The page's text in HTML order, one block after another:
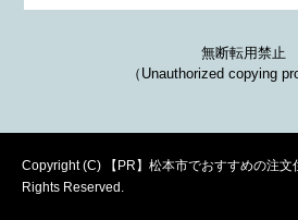
無断転用禁止
（Unauthorized copying
Copyright (C) 松本市でおすすめの注文
Rights Reserved.